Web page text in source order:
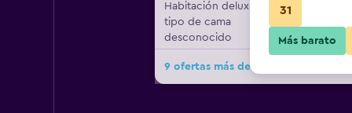
Habitación deluxe,
tipo de cama
desconocido
9 ofertas más de La Fonderia Firenze
31
Más barato